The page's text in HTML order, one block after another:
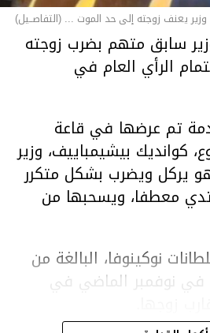
وزير يعنف زوجته إلى حد الموت ... (التفاصــيل)
سابق متهم بضرب زوجته
الرأي العام في
تم عرضها في قاعة
كوانديك بيشيمباييف، وزير
يركل ويضرب بشكل متكرر
معطفا، ويسحبها من
نوكينوفا، البالغة من
ميتة في نوفمبر الماضي في